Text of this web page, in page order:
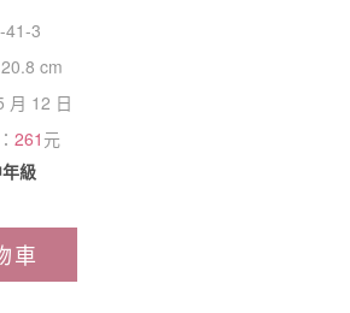
41-3
cm
月 12 日
261 元
級
車